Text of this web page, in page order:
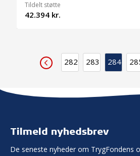
Tildelt støtte
42.394 kr.
282 283 284
Tilmeld nyhedsbrev
De seneste nyheder om TrygFondens